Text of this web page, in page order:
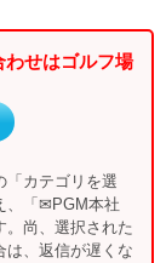
せはゴルフ場
カテゴリを選
、「✉PGM本社
。尚、選択された
は、返信が遅くな